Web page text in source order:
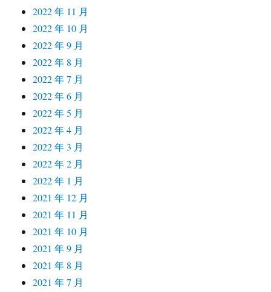
2022 年 11 月
2022 年 10 月
2022 年 9 月
2022 年 8 月
2022 年 7 月
2022 年 6 月
2022 年 5 月
2022 年 4 月
2022 年 3 月
2022 年 2 月
2022 年 1 月
2021 年 12 月
2021 年 11 月
2021 年 10 月
2021 年 9 月
2021 年 8 月
2021 年 7 月